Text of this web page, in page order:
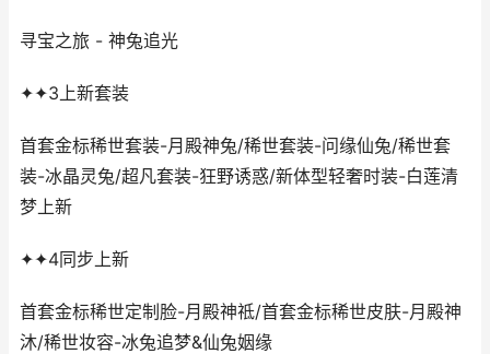
寻宝之旅 - 神兔追光
✦✦3上新套装
首套金标稀世套装-月殿神兔/稀世套装-问缘仙兔/稀世套
装-冰晶灵兔/超凡套装-狂野诱惑/新体型轻奢时装-白莲清
梦上新
✦✦4同步上新
首套金标稀世定制脸-月殿神祗/首套金标稀世皮肤-月殿神
沐/稀世妆容-冰兔追梦&仙兔姻缘